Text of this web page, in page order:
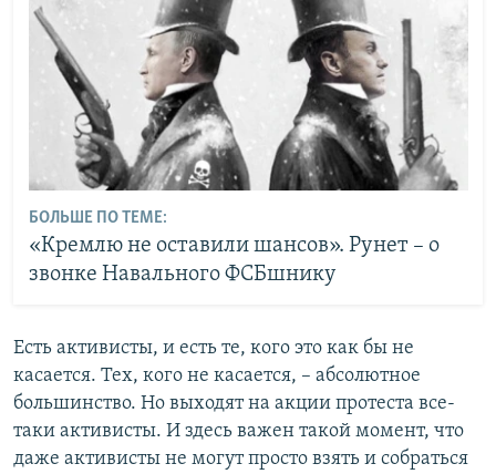
БОЛЬШЕ ПО ТЕМЕ:
«Кремлю не оставили шансов». Рунет – о
звонке Навального ФСБшнику
Есть активисты, и есть те, кого это как бы не
касается. Тех, кого не касается, – абсолютное
большинство. Но выходят на акции протеста все-
таки активисты. И здесь важен такой момент, что
даже активисты не могут просто взять и собраться